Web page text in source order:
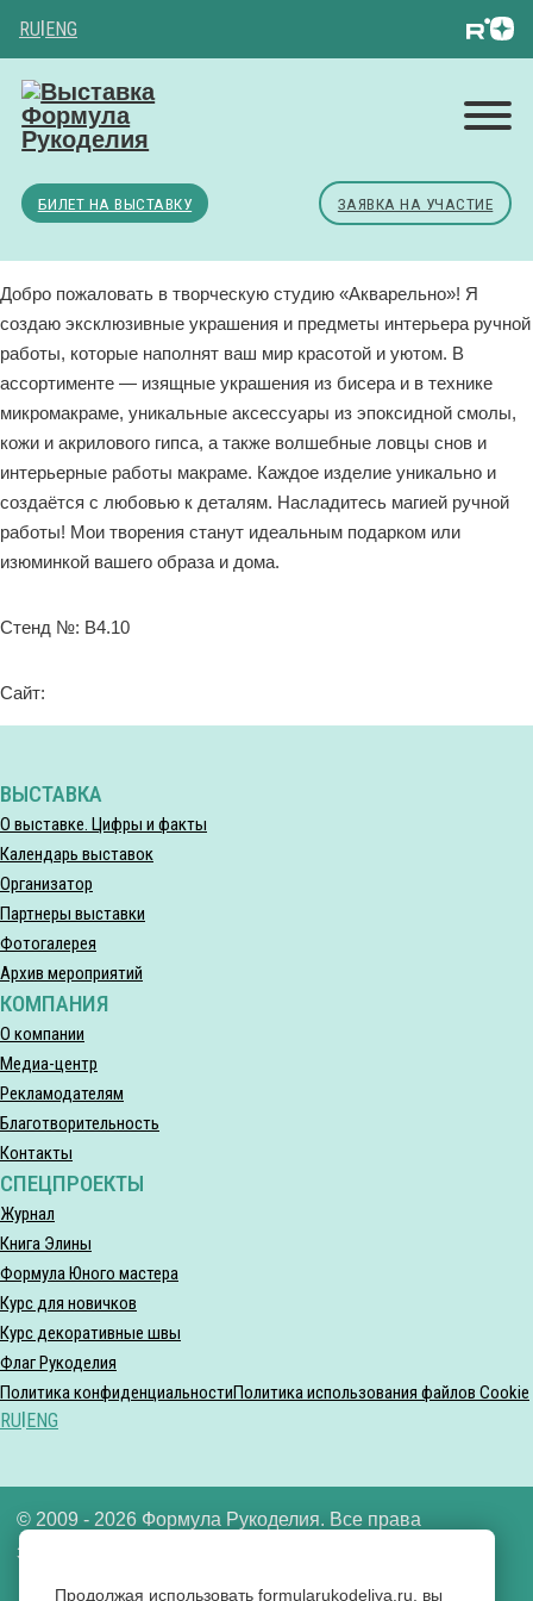
RU|ENG
БИЛЕТ НА ВЫСТАВКУ ЗАЯВКА НА УЧАСТИЕ
Добро пожаловать в творческую студию «Акварельно»! Я
создаю эксклюзивные украшения и предметы интерьера ручной
работы, которые наполнят ваш мир красотой и уютом. В
ассортименте — изящные украшения из бисера и в технике
микромакраме, уникальные аксессуары из эпоксидной смолы,
кожи и акрилового гипса, а также волшебные ловцы снов и
интерьерные работы макраме. Каждое изделие уникально и
создаётся с любовью к деталям. Насладитесь магией ручной
работы! Мои творения станут идеальным подарком или
изюминкой вашего образа и дома.
Стенд №: B4.10
Сайт:
ВЫСТАВКА
О выставке. Цифры и факты
Календарь выставок
Организатор
Партнеры выставки
Фотогалерея
Архив мероприятий
КОМПАНИЯ
О компании
Медиа-центр
Рекламодателям
Благотворительность
Контакты
СПЕЦПРОЕКТЫ
Журнал
Книга Элины
Формула Юного мастера
Курс для новичков
Курс декоративные швы
Флаг Рукоделия
Политика конфиденциальностиПолитика использования файлов Cookie
RU ENG
© 2009 - 2026 Формула Рукоделия. Все права
защищены.
Продолжая использовать formularukodeliya.ru, вы